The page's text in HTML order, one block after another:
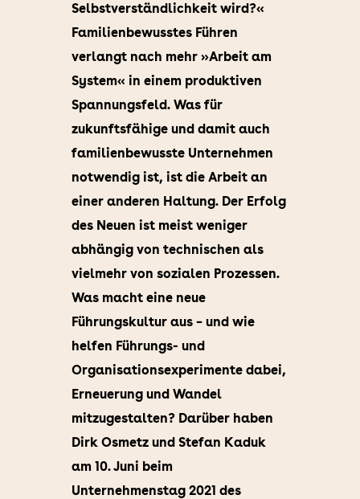
Selbstverständlichkeit wird?«
Familienbewusstes Führen
verlangt nach mehr »Arbeit am
System« in einem produktiven
Spannungsfeld. Was für
zukunftsfähige und damit auch
familienbewusste Unternehmen
notwendig ist, ist die Arbeit an
einer anderen Haltung. Der Erfolg
des Neuen ist meist weniger
abhängig von technischen als
vielmehr von sozialen Prozessen.
Was macht eine neue
Führungskultur aus – und wie
helfen Führungs- und
Organisationsexperimente dabei,
Erneuerung und Wandel
mitzugestalten? Darüber haben
Dirk Osmetz und Stefan Kaduk
am 10. Juni beim
Unternehmenstag 2021 des